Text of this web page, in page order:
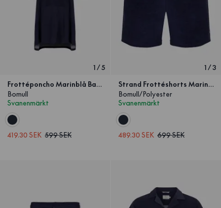
1/5
Frottéponcho Marinblå Barn
Bomull
Svanenmärkt
419.30 SEK 599 SEK
1/3
Strand Frottéshorts Marinblå
Bomull/Polyester
Svanenmärkt
489.30 SEK 699 SEK